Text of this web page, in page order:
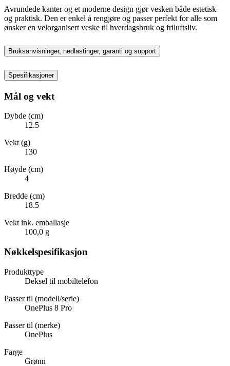
Avrundede kanter og et moderne design gjør vesken både estetisk
og praktisk. Den er enkel å rengjøre og passer perfekt for alle som
ønsker en velorganisert veske til hverdagsbruk og friluftsliv.
Bruksanvisninger, nedlastinger, garanti og support
Spesifikasjoner
Mål og vekt
Dybde (cm)
12.5
Vekt (g)
130
Høyde (cm)
4
Bredde (cm)
18.5
Vekt ink. emballasje
100,0 g
Nøkkelspesifikasjon
Produkttype
Deksel til mobiltelefon
Passer til (modell/serie)
OnePlus 8 Pro
Passer til (merke)
OnePlus
Farge
Grønn